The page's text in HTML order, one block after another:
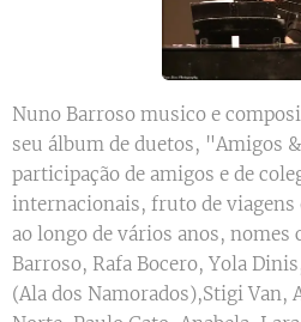
Nuno Barroso musico e
seu álbum de duetos, "Amigos
participação de amigos e de
internacionais, fruto de viagens
ao longo de vários anos, nomes
Barroso, Rafa Bocero, Yola
(Ala dos Namorados),Stigi Van,